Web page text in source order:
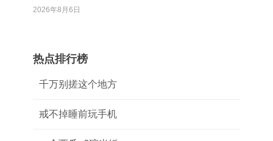
2026年8月6日
热点排行榜
千万别搓这个地方
戒不掉睡前玩手机